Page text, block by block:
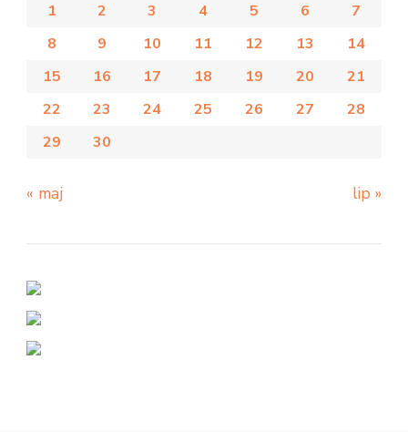
1
2 3 4 5 6
7
8
9 10 11 12 13
14
15
16 17 18 19 20
21
22
23 24 25 26 27
28
29
30
« maj lip »